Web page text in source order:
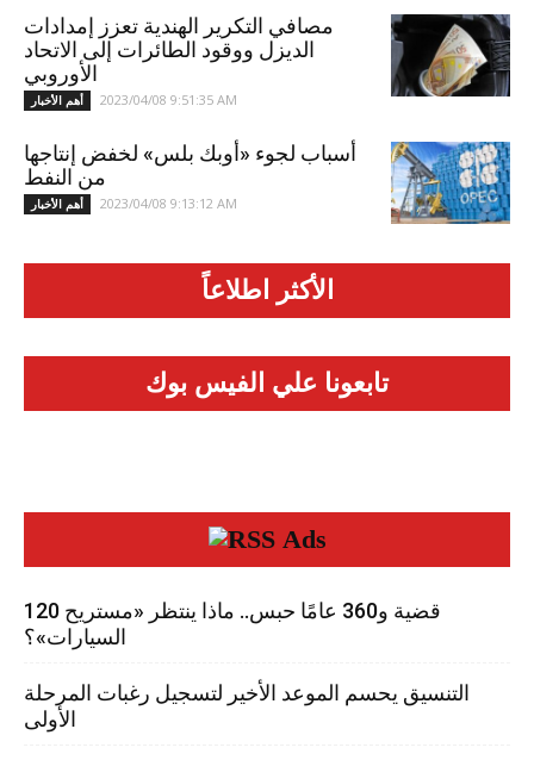
مصافي التكرير الهندية تعزز إمدادات
الديزل ووقود الطائرات إلى الاتحاد
الأوروبي
أهم الأخبار 2023/04/08 9:51:35 AM
أسباب لجوء «أوبك بلس» لخفض إنتاجها
من النفط
أهم الأخبار 2023/04/08 9:13:12 AM
الأكثر اطلاعاً
تابعونا علي الفيس بوك
Ads
120 قضية و360 عامًا حبس.. ماذا ينتظر «مستريح
السيارات»؟
التنسيق يحسم الموعد الأخير لتسجيل رغبات المرحلة
الأولى